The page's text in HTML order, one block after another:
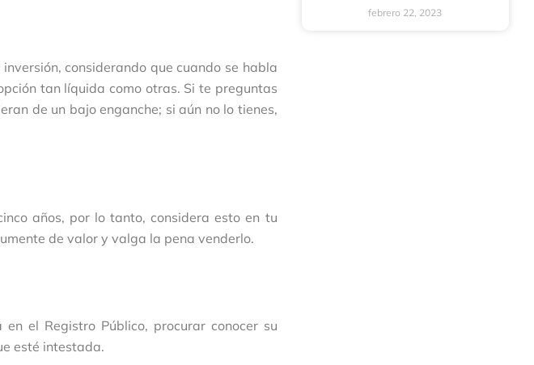
considerando que cuando se habla
tan líquida como otras. Si te preguntas
de un bajo enganche; si aún no lo tienes,
años, por lo tanto, considera esto en tu
de valor y valga la pena venderlo.
el Registro Público, procurar conocer su
esté intestada.
febrero 22, 2023